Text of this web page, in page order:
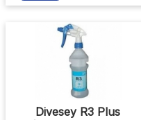
Divesey R3 Plus